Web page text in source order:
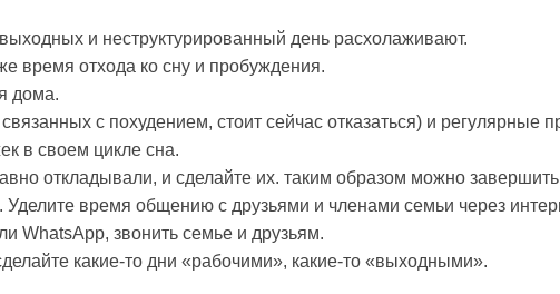
и неструктурированный день расхолаживают.
время отхода ко сну и пробуждения.
дома.
с похудением, стоит сейчас отказаться) и регулярные
в своем цикле сна.
откладывали, и сделайте их. таким образом можно
время общению с друзьями и членами семьи через
WhatsApp, звонить семье и друзьям.
какие-то дни «рабочими», какие-то «выходными».